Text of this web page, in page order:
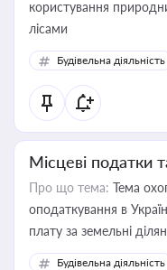
користування
лісами
Будівельна діяльність
Місцеві податки
Про що тема: Тема
оподаткування в
Будівельна діяльність